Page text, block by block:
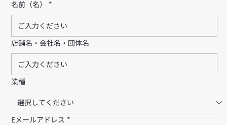
名前（名） *
店舗名・会社名・団体名
業種
Eメールアドレス *